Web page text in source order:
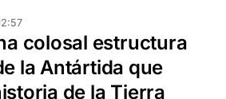
colosal estructura
la Antártida que
de la Tierra